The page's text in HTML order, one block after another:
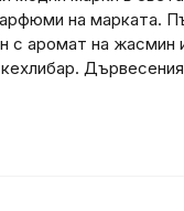
на марката.
с аромат на
кехлибар.